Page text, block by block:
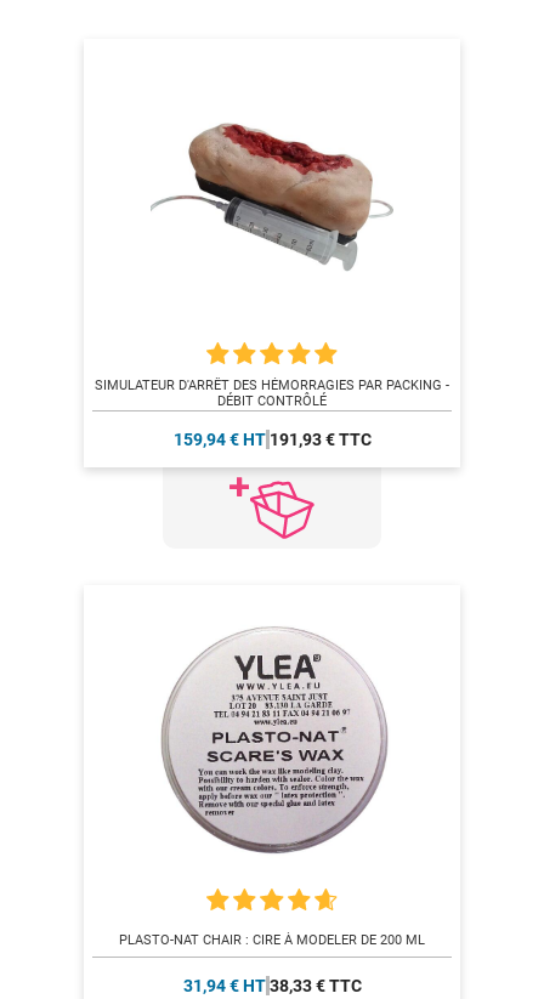
SIMULATEUR D'ARRÊT DES HÉMORRAGIES PAR PACKING -
DÉBIT CONTRÔLÉ
159,94 € HT 191,93 € TTC
PLASTO-NAT CHAIR : CIRE À MODELER DE 200 ML
31,94 € HT 38,33 € TTC